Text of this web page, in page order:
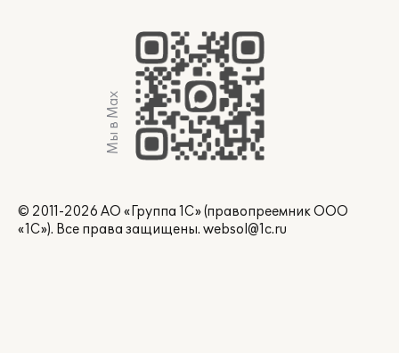
Мы в Max
© 2011-2026 АО «Группа 1С» (правопреемник ООО
«1С»). Все права защищены. websol@1c.ru